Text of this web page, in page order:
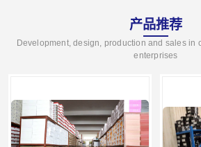
产品推荐
Development, design, production and sales in
enterprises